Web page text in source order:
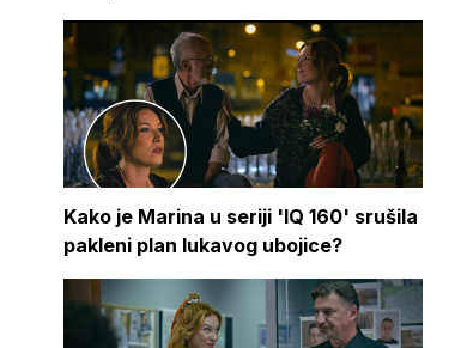
Kako je Marina u seriji 'IQ 160' srušila
pakleni plan lukavog ubojice?